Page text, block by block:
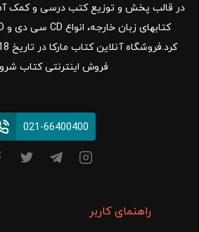
در قالب پخش و توزیع کتب درسی و کمک
فروش اینترنتی کتاب
021-66400400
راهنمای کاربر